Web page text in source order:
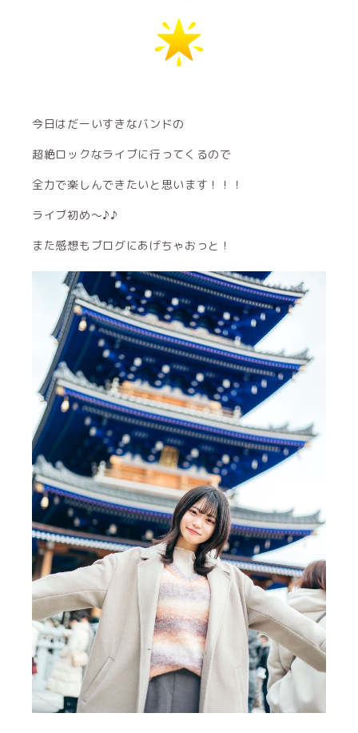
今日はだーいすきなバンドの
超絶ロックなライブに行ってくるので
全力で楽しんできたいと思います！！！
ライブ初め〜♪♪
また感想もブログにあげちゃおっと！